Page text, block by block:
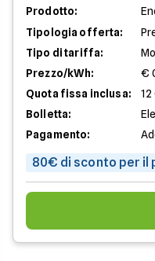
Prodotto:
Tipologia offerta:
Tipo di tariffa:
Prezzo/kWh:
€
Quota fissa inclusa:
Bolletta:
Pagamento:
80€ di sconto per il